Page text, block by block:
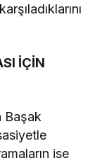
İÇİN
Başak
ise